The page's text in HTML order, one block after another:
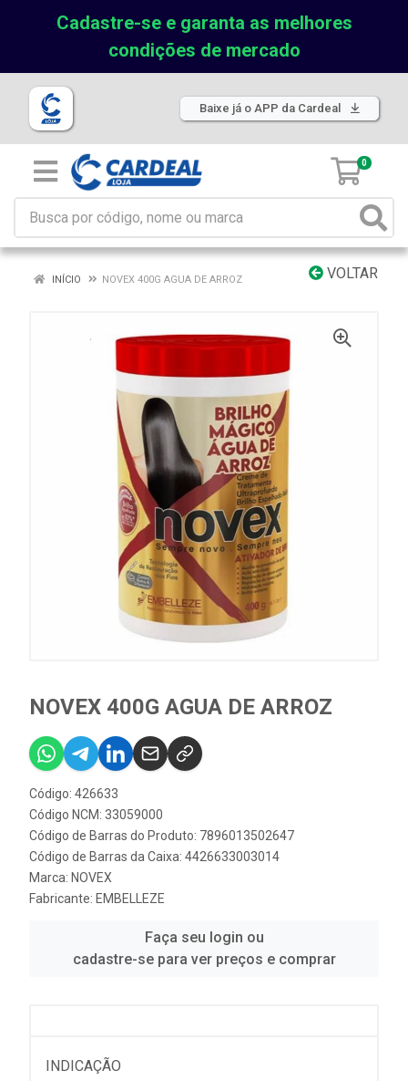
Cadastre-se e garanta as melhores
condições de mercado
Baixe já o APP da Cardeal
0
VOLTAR
INÍCIO NOVEX 400G AGUA DE ARROZ
NOVEX 400G AGUA DE ARROZ
Código: 426633
Código NCM: 33059000
Código de Barras do Produto: 7896013502647
Código de Barras da Caixa: 4426633003014
Marca: NOVEX
Fabricante: EMBELLEZE
Faça seu login ou
cadastre-se para ver preços e comprar
INDICAÇÃO